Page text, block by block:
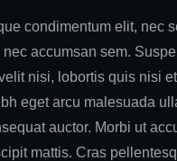
condimentum elit, nec
accumsan sem.
nisi, lobortis quis nisi
eget arcu malesuada
auctor. Morbi ut
mattis. Cras